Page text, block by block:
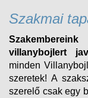
Szakmai
villanybojlert
minden
szeretek! A
szerelő csak egy